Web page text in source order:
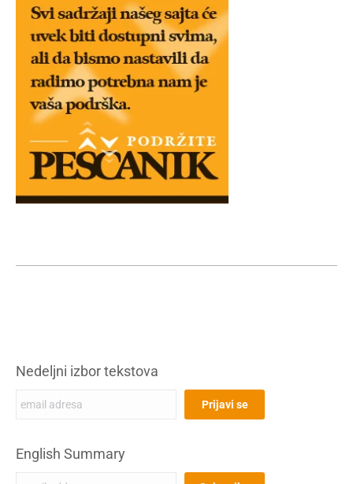
Nedeljni izbor tekstova
English Summary